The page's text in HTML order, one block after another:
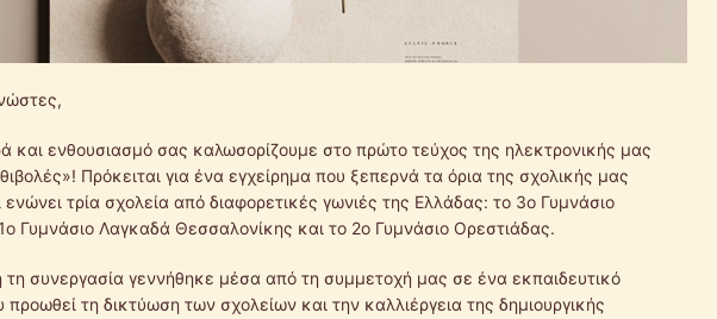
και ενθουσιασμό σας καλωσορίζουμε στο πρώτο τεύχος της ηλεκτρονικής μας
Πρόκειται για ένα εγχείρημα που ξεπερνά τα όρια της σχολικής μας
ενώνει τρία σχολεία από διαφορετικές γωνιές της Ελλάδας: το 3ο Γυμνάσιο
Γυμνάσιο Λαγκαδά Θεσσαλονίκης και το 2ο Γυμνάσιο Ορεστιάδας.
τη συνεργασία γεννήθηκε μέσα από τη συμμετοχή μας σε ένα εκπαιδευτικό
τη δικτύωση των σχολείων και την καλλιέργεια της δημιουργικής